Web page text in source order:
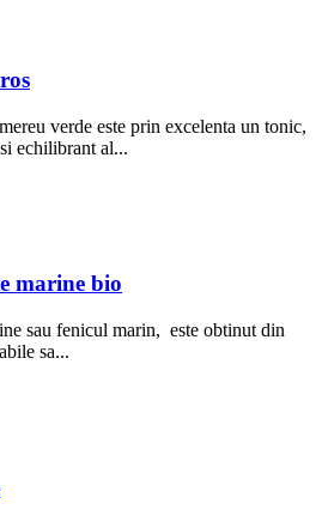
verde este prin excelenta un tonic,
echilibrant al...
marine bio
sau fenicul marin, este obtinut din
sa...